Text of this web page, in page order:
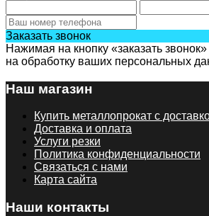
Заказать звонок
Нажимая на кнопку «заказать
на обработку ваших персональных
Наш магазин
Купить металлопрокат с
Доставка и оплата
Услуги резки
Политика конфиденциальности
Связаться с нами
Карта сайта
Наши контакты